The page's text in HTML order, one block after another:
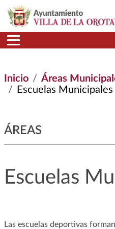
Pasar al contenido principal
Inicio
Áreas
Escuelas Municipales
ÁREAS
Escuelas
Las escuelas deportivas